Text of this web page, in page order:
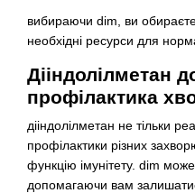
вибираючи dim, ви
необхідні ресурси для
Дііндолілметан
профілактика
дііндолілметан не тільки
профілактики різних
функцію імунітету. dim
допомагаючи вам